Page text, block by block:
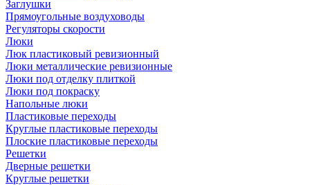
Заглушки
Прямоугольные воздуховоды
Регуляторы скорости
Люки
Люк пластиковый ревизионный
Люки металлические ревизионные
Люки под отделку плиткой
Люки под покраску
Напольные люки
Пластиковые переходы
Круглые пластиковые переходы
Плоские пластиковые переходы
Решетки
Дверные решетки
Круглые решетки